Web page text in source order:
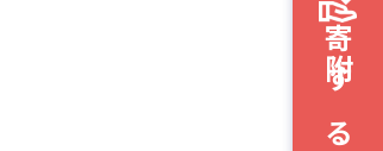
寄附する